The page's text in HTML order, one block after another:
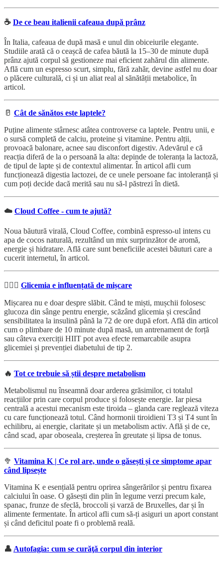
☕️ De ce beau italienii cafeaua după prânz
În Italia, cafeaua de după masă e unul din obiceiurile elegante.
Studiile arată că o ceașcă de cafea băută la 15–30 de minute după
prânz ajută corpul să gestioneze mai eficient zahărul din alimente.
Află cum un espresso scurt, simplu, fără zahăr, devine astfel nu doar
o plăcere culturală, ci și un aliat real al sănătății metabolice, în
articol.
🥛 Cât de sănătos este laptele?
Puține alimente stârnesc atâtea controverse ca laptele. Pentru unii, e
o sursă completă de calciu, proteine și vitamine. Pentru alții,
provoacă balonare, acnee sau disconfort digestiv. Adevărul e că
reacția diferă de la o persoană la alta: depinde de toleranța la lactoză,
de tipul de lapte și de contextul alimentar. În articol afli cum
funcționează digestia lactozei, de ce unele persoane fac intoleranță și
cum poți decide dacă merită sau nu să-l păstrezi în dietă.
☁️ Cloud Coffee - cum te ajută?
Noua băutură virală, Cloud Coffee, combină espresso-ul intens cu
apa de cocos naturală, rezultând un mix surprinzător de aromă,
energie și hidratare. Află care sunt beneficiile acestei băuturi care a
cucerit internetul, în articol.
🚴🏻‍♂️ Glicemia e influențată de mișcare
Mișcarea nu e doar despre slăbit. Când te miști, mușchii folosesc
glucoza din sânge pentru energie, scăzând glicemia și crescând
sensibilitatea la insulină până la 72 de ore după efort. Află din articol
cum o plimbare de 10 minute după masă, un antrenament de forță
sau câteva exerciții HIIT pot avea efecte remarcabile asupra
glicemiei și prevenției diabetului de tip 2.
🔥 Tot ce trebuie să știi despre metabolism
Metabolismul nu înseamnă doar arderea grăsimilor, ci totalul
reacțiilor prin care corpul produce și folosește energie. Iar piesa
centrală a acestui mecanism este tiroida – glanda care reglează viteza
cu care funcționează totul. Când hormonii tiroidieni T3 și T4 sunt în
echilibru, ai energie, claritate și un metabolism activ. Află și de ce,
când scad, apar oboseala, creșterea în greutate și lipsa de tonus.
🥦 Vitamina K | Ce rol are, unde o găsești și ce simptome apar
când lipsește
Vitamina K e esențială pentru oprirea sângerărilor și pentru fixarea
calciului în oase. O găsești din plin în legume verzi precum kale,
spanac, frunze de sfeclă, broccoli și varză de Bruxelles, dar și în
alimente fermentate. În articol afli cum să-ți asiguri un aport constant
și când deficitul poate fi o problemă reală.
👤 Autofagia: cum se curăţă corpul din interior